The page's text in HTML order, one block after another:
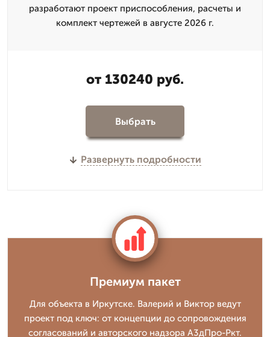
разработают проект приспособления, расчеты и
комплект чертежей в августе 2026 г.
от 130240 руб.
Выбрать
Развернуть подробности
Премиум пакет
Для объекта в Иркутске. Валерий и Виктор ведут
проект под ключ: от концепции до сопровождения
согласований и авторского надзора А3дПро-Ркт.